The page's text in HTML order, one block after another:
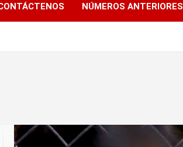
NÚMEROS ANTERIORES